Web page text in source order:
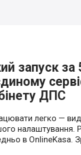
запуск за
ДПС
легко —
налаштування.
в OnlineKasa.